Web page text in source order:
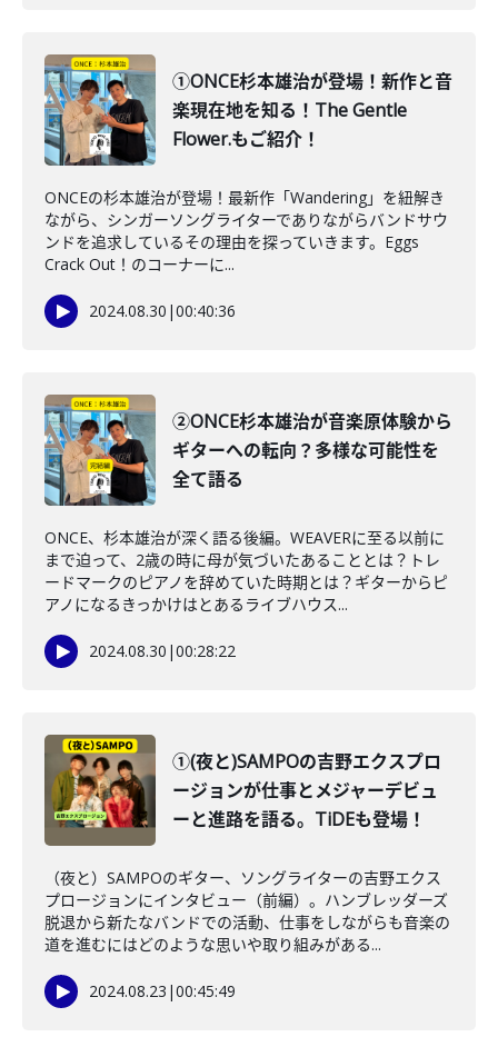
①ONCE杉本雄治が登場！新作と音
楽現在地を知る！The Gentle
Flower.もご紹介！
ONCEの杉本雄治が登場！最新作「Wandering」を紐解き
ながら、シンガーソングライターでありながらバンドサウ
ンドを追求しているその理由を探っていきます。Eggs
Crack Out！のコーナーに...
2024.08.30 |00:40:36
②ONCE杉本雄治が音楽原体験から
ギターへの転向？多様な可能性を
全て語る
ONCE、杉本雄治が深く語る後編。WEAVERに至る以前に
まで迫って、2歳の時に母が気づいたあることとは？トレ
ードマークのピアノを辞めていた時期とは？ギターからピ
アノになるきっかけはとあるライブハウス...
2024.08.30 |00:28:22
①(夜と)SAMPOの吉野エクスプロ
ージョンが仕事とメジャーデビュ
ーと進路を語る。TiDEも登場！
（夜と）SAMPOのギター、ソングライターの吉野エクス
プロージョンにインタビュー（前編）。ハンブレッダーズ
脱退から新たなバンドでの活動、仕事をしながらも音楽の
道を進むにはどのような思いや取り組みがある...
2024.08.23 |00:45:49